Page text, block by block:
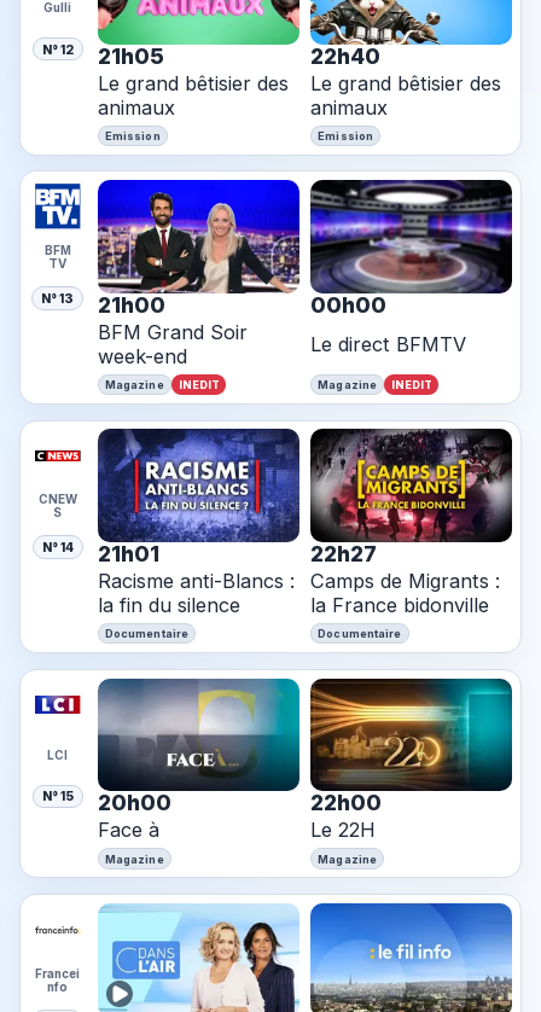
Gulli
N° 12 21h05
Le grand bêtisier des
animaux
Emission
22h40
Le grand bêtisier des
animaux
Emission
BFM
TV
N° 13 21h00
BFM Grand Soir
week-end
Magazine INEDIT
00h00
Le direct BFMTV
Magazine INEDIT
CNEW
S
N° 14 21h01
Racisme anti-Blancs :
la fin du silence
Documentaire
22h27
Camps de Migrants :
la France bidonville
Documentaire
LCI
N° 15 20h00
Face à
Magazine
22h00
Le 22H
Magazine
Francei
nfo